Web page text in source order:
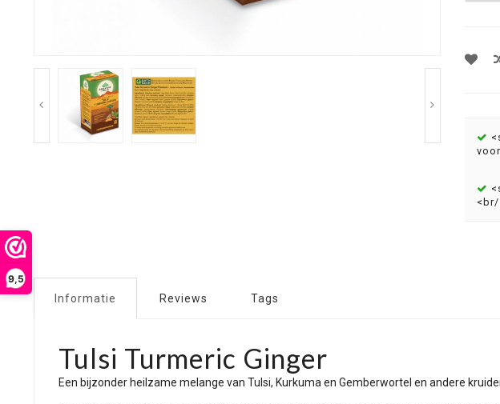
9,5
Informatie Reviews Tags
Tulsi Turmeric Ginger
Een bijzonder heilzame melange van Tulsi, Kurkuma en Gemberwortel en andere